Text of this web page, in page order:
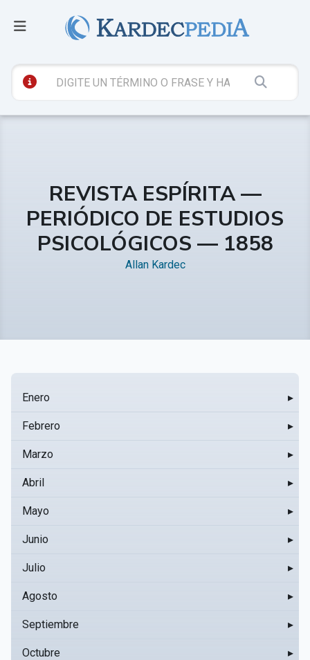
REVISTA ESPÍRITA —
PERIÓDICO DE ESTUDIOS
PSICOLÓGICOS — 1858
Allan Kardec
Enero ▸
Febrero ▸
Marzo ▸
Abril ▸
Mayo ▸
Junio ▸
Julio ▸
Agosto ▸
Septiembre ▸
Octubre ▸